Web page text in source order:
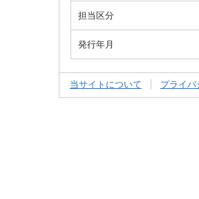
担当区分
発行年月
当サイトについて プライバ